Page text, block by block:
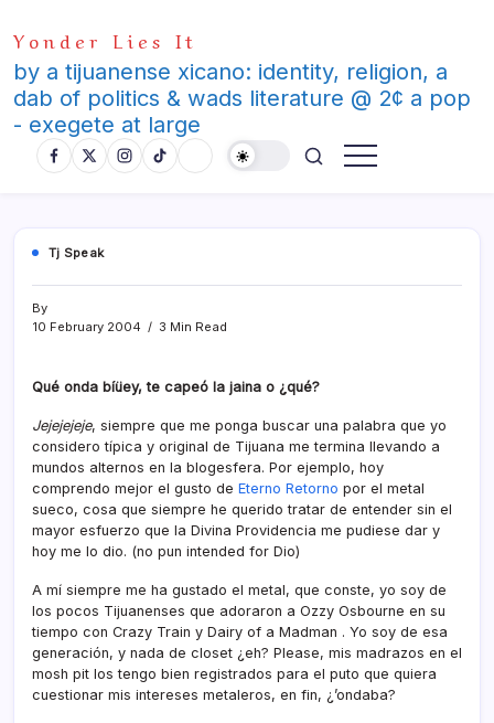
to
content
Yonder Lies It
by a tijuanense xicano: identity, religion, a
dab of politics & wads literature @ 2¢ a pop
- exegete at large
Tj Speak
By
10 February 2004
3 Min Read
Qué onda bíüey, te capeó la jaina o ¿qué?
Jejejejeje, siempre que me ponga buscar una palabra que yo
considero tí­pica y original de Tijuana me termina llevando a
mundos alternos en la blogesfera. Por ejemplo, hoy
comprendo mejor el gusto de Eterno Retorno por el metal
sueco, cosa que siempre he querido tratar de entender sin el
mayor esfuerzo que la Divina Providencia me pudiese dar y
hoy me lo dio. (no pun intended for Dio)
A mí­ siempre me ha gustado el metal, que conste, yo soy de
los pocos Tijuanenses que adoraron a Ozzy Osbourne en su
tiempo con Crazy Train y Dairy of a Madman . Yo soy de esa
generación, y nada de closet ¿eh? Please, mis madrazos en el
mosh pit los tengo bien registrados para el puto que quiera
cuestionar mis intereses metaleros, en fin, ¿’ondaba?